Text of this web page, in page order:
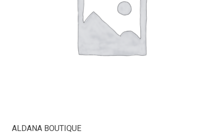
ALDANA BOUTIQUE